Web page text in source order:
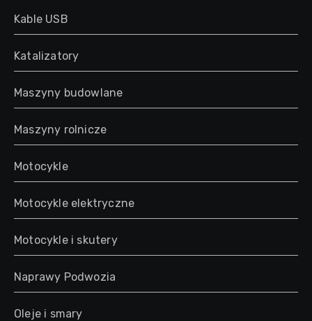
Kable USB
Katalizatory
Maszyny budowlane
Maszyny rolnicze
Motocykle
Motocykle elektryczne
Motocykle i skutery
Naprawy Podwozia
Oleje i smary